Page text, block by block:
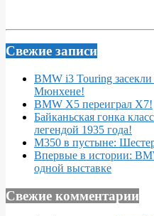
Свежие записи
BMW i3 Touring засекли
Мюнхене!
BMW X5 переиграл X7!
Байканьская гонка
легендой 1935 года!
M350 в пустыне:
Впервые в истории:
одной выставке
Свежие комментарии